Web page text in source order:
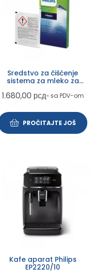
Sredstvo za čišćenje
sistema za mleko za
CA 6705
1.680,00 рсд~ sa PDV-om
PROČITAJTE JOŠ
Kafe aparat Philips
EP2220/10